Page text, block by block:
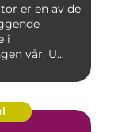
er en av de
i
vår. U...